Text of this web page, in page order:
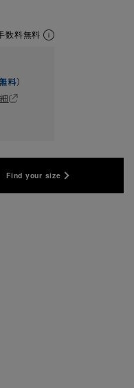
数料無料
無料）
Find your size